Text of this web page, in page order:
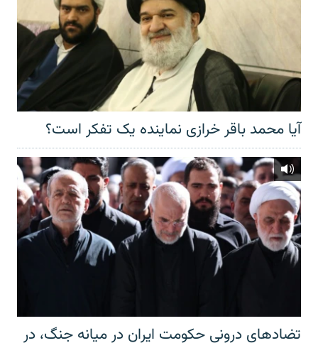
آیا محمد باقر خرازی نماینده یک تفکر است؟
تضادهای درونی حکومت ایران در میانه جنگ، در